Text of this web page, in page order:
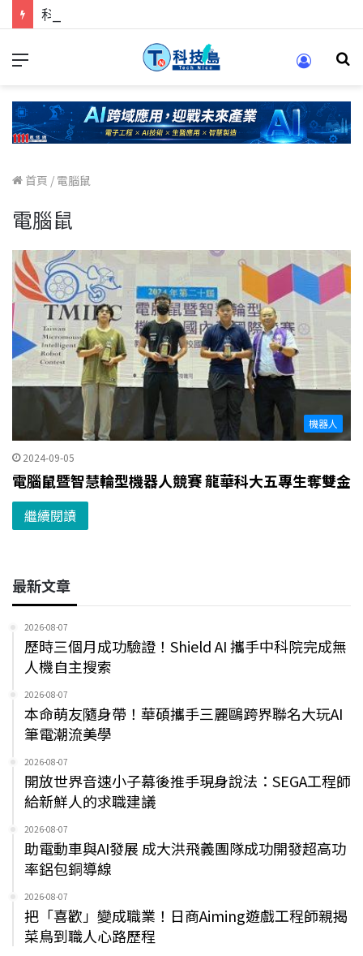
首頁 / 電腦鼠
電腦鼠
機器人
2024-09-05
電腦鼠暨智慧輪型機器人競賽 龍華科大五專生奪雙金
繼續閱讀
最新文章
2026-08-07
歷時三個月成功驗證！Shield AI 攜手中科院完成無
人機自主搜索
2026-08-07
本命萌友隨身帶！華碩攜手三麗鷗跨界聯名大玩AI
筆電潮流美學
2026-08-07
開放世界音速小子幕後推手現身說法：SEGA工程師
給新鮮人的求職建議
2026-08-07
助電動車與AI發展 成大洪飛義團隊成功開發超高功
率鋁包銅導線
2026-08-07
把「喜歡」變成職業！日商Aiming遊戲工程師親揭
菜鳥到職人心路歷程